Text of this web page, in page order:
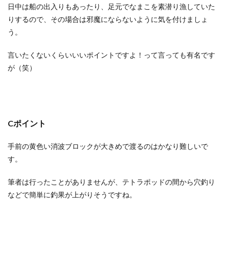
日中は船の出入りもあったり、足元でなまこを素潜り漁していた
りするので、その場合は邪魔にならないように気を付けましょ
う。
言いたくないくらいいいポイントですよ！って言っても有名です
が（笑）
Cポイント
手前の黄色い消波ブロックが大きめで渡るのはかなり難しいで
す。
筆者は行ったことがありませんが、テトラポッドの間から穴釣り
などで簡単に釣果が上がりそうですね。